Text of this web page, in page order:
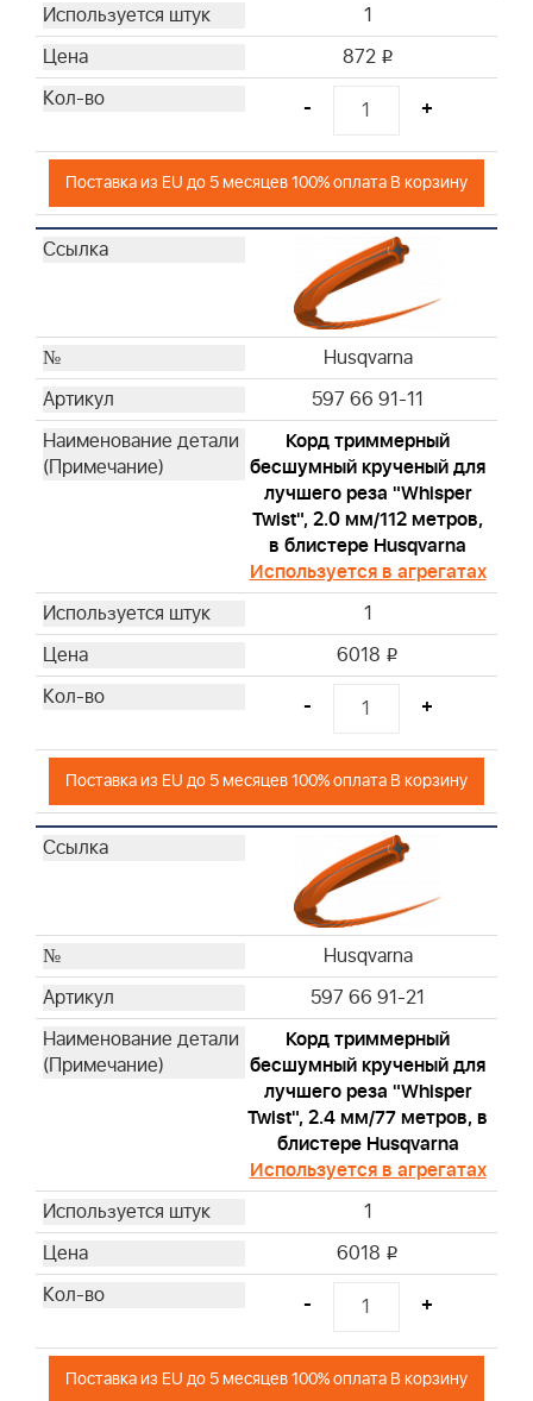
1
872 i
- +
Поставка из EU до 5 месяцев 100% оплата В корзину
Husqvarna
597 66 91-11
Корд триммерный
бесшумный крученый для
лучшего реза "Whisper
Twist", 2.0 мм/112 метров,
в блистере Husqvarna
Используется в агрегатах
1
6018 i
- +
Поставка из EU до 5 месяцев 100% оплата В корзину
Husqvarna
597 66 91-21
Корд триммерный
бесшумный крученый для
лучшего реза "Whisper
Twist", 2.4 мм/77 метров, в
блистере Husqvarna
Используется в агрегатах
1
6018 i
- +
Поставка из EU до 5 месяцев 100% оплата В корзину